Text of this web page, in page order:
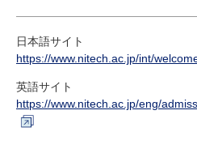
国際交流
日本語サイト
https://www.nitech.ac.jp/int/
英語サイト
https://www.nitech.ac.jp/eng/